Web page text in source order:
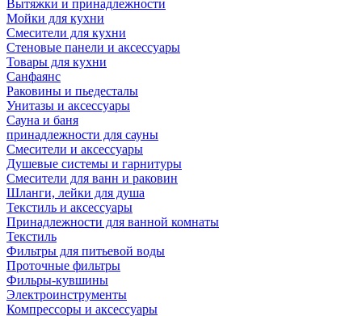
Вытяжки и принадлежности
Мойки для кухни
Смесители для кухни
Стеновые панели и аксессуары
Товары для кухни
Санфаянс
Раковины и пьедесталы
Унитазы и аксессуары
Сауна и баня
принадлежности для сауны
Смесители и аксессуары
Душевые системы и гарнитуры
Смесители для ванн и раковин
Шланги, лейки для душа
Текстиль и аксессуары
Принадлежности для ванной комнаты
Текстиль
Фильтры для питьевой воды
Проточные фильтры
Фильры-кувшины
Электроинструменты
Компрессоры и аксессуары